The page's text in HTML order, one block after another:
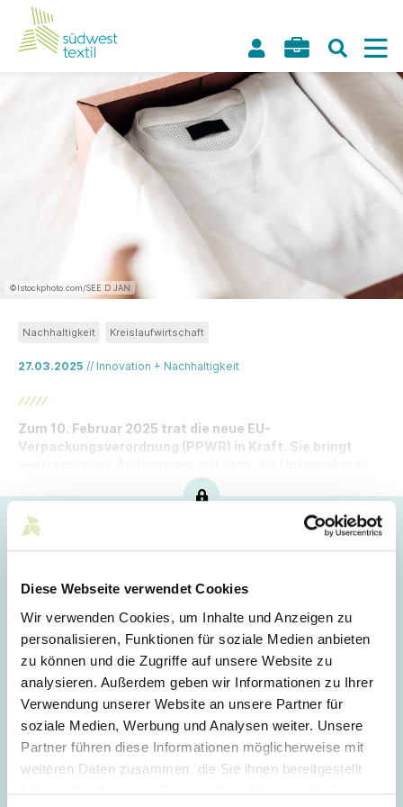
Diese Webseite verwendet Cookies
Wir verwenden Cookies, um Inhalte und Anzeigen zu
personalisieren, Funktionen für soziale Medien anbieten
zu können und die Zugriffe auf unsere Website zu
analysieren. Außerdem geben wir Informationen zu Ihrer
Verwendung unserer Website an unsere Partner für
soziale Medien, Werbung und Analysen weiter. Unsere
Partner führen diese Informationen möglicherweise mit
weiteren Daten zusammen, die Sie ihnen bereitgestellt
©Istockphoto.com/SEE D JAN
27.03.2025 // Innovation + Nachhaltigkeit
Nachhaltigkeit Kreislaufwirtschaft
Zum 10. Februar 2025 trat die neue EU-
Verpackungsverordnung (PPWR) in Kraft. Sie bringt
hinsichtlich Verpackungsmaterialien betreffen.
Login
E-Mail
Passwort